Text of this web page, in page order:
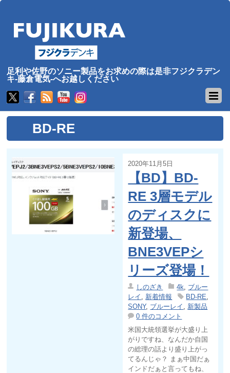
足利や佐野のソニー製品をお求めの際は是非フジクラデン
キ-藤倉電気-へお越しください
BD-RE
2020年11月5日
【BD】BD-
RE 3層モデル
のディスクに
新登場、
BNE3VEPシ
リーズ登場！
しのざき 4k
ブルー
レイ
新着情報 BD-RE
SONY, ブルーレイ
新製品
0 件のコメント
米国大統領選挙が大盛り上
がりですね、なんだか自国
の総理の話より盛り上がっ
てるんじゃ？ まぁ中国だぁ
インドだぁと言ってもね、